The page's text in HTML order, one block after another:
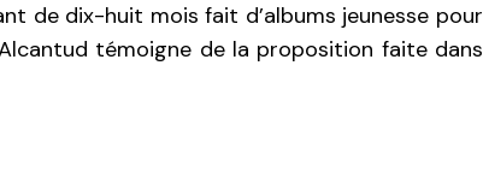
de dix-huit mois fait d’albums jeunesse pour
témoigne de la proposition faite dans